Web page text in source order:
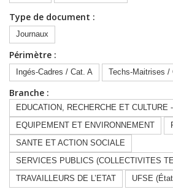
Type de document :
Journaux
Périmètre :
Ingés-Cadres / Cat. A Techs-Maitrises /
Branche :
EDUCATION, RECHERCHE ET CULTURE
EQUIPEMENT ET ENVIRONNEMENT
SANTE ET ACTION SOCIALE
SERVICES PUBLICS (COLLECTIVITES
TRAVAILLEURS DE L’ETAT UFSE